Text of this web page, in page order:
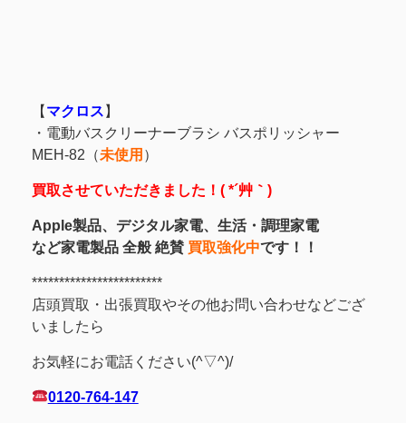
【 マクロス 】
・ 電動バスクリーナーブラシ バスポリッシャー
MEH-82（未使用 ）
買取させていただきました！( *´艸｀)
Apple製品、デジタル家電、生活・調理家電
など家電製品 全般 絶賛 買取強化中です！！
************************
店頭買取・出張買取やその他お問い合わせなどござ
いましたら
お気軽にお電話ください(^▽^)/
0120-764-147